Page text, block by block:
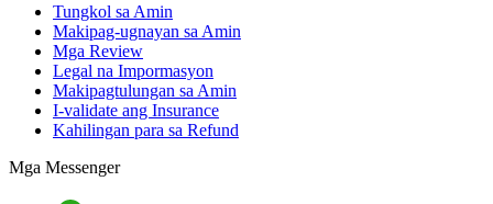
Tungkol sa Amin
Makipag-ugnayan sa Amin
Mga Review
Legal na Impormasyon
Makipagtulungan sa Amin
I-validate ang Insurance
Kahilingan para sa Refund
Mga Messenger